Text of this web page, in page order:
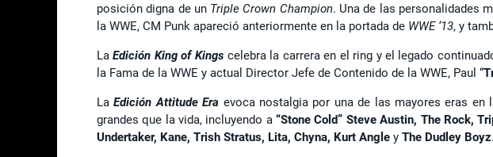
posición digna de un Triple Crown Champion. Una de las personalidades
la WWE, CM Punk apareció anteriormente en la portada de WWE ‘13, y
La Edición King of Kingscelebra la carrera en el ring y el legado
la Fama de la WWE y actual Director Jefe de Contenido de la WWE, Paul “
LaEdición Attitude Era evoca nostalgia por una de las mayores eras en
grandes que la vida, incluyendo a“Stone Cold” Steve Austin, The Rock,
Undertaker, Kane, Trish Stratus, Lita, Chyna, Kurt Angle y The Dudley Boyz.